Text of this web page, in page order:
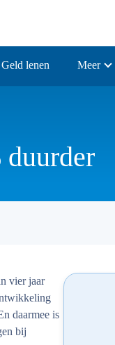
Geld lenen Meer
vier jaar
daarmee is
bij